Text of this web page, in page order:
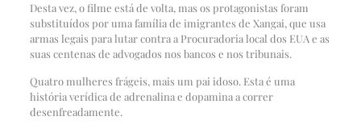
Desta vez, o filme está de volta, mas os protagonistas foram
substituídos por uma família de imigrantes de Xangai, que usa
armas legais para lutar contra a Procuradoria local dos EUA e as
suas centenas de advogados nos bancos e nos tribunais.
Quatro mulheres frágeis, mais um pai idoso. Esta é uma
história verídica de adrenalina e dopamina a correr
desenfreadamente.